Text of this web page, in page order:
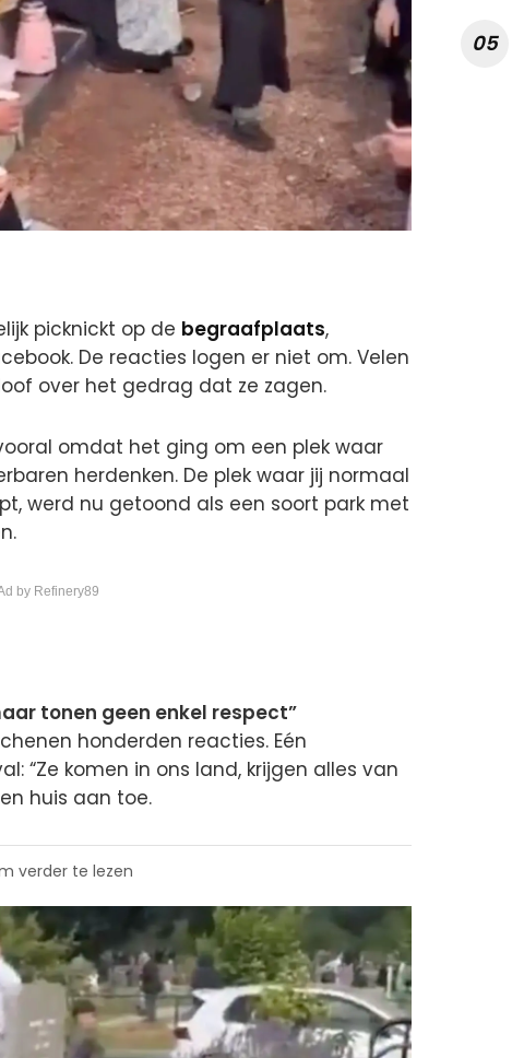
picknickt op de begraafplaats,
De reacties logen er niet om. Velen
over het gedrag dat ze zagen.
omdat het ging om een plek waar
herdenken. De plek waar jij normaal
werd nu getoond als een soort park met
by Refinery89
tonen geen enkel respect”
honderden reacties. Eén
“Ze komen in ons land, krijgen alles van
huis aan toe.
verder te lezen